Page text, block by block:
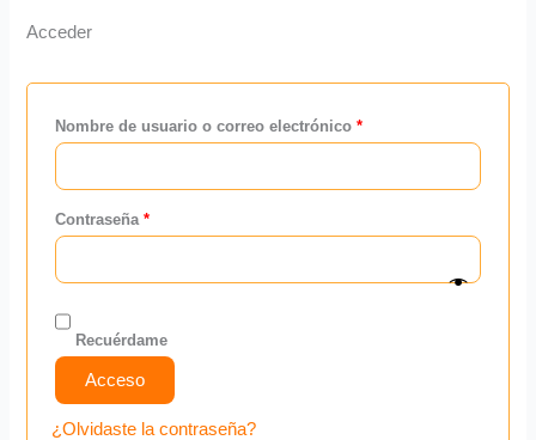
Acceder
Nombre de usuario o correo electrónico*
Contraseña*
Recuérdame
Acceso
¿Olvidaste la contraseña?